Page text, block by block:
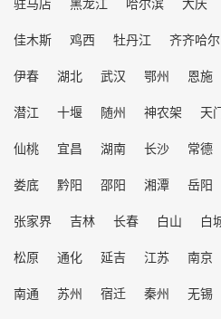
佳木斯
鸡西 牡丹江 齐齐哈尔
伊春
湖北 武汉 鄂州 恩施
潜江
十堰 随州 神农架 天
仙桃
宜昌 湖南 长沙 常德
娄底
黔阳 邵阳 湘潭 岳阳
张家界
吉林 长春 白山 白
松原
通化 延吉 江苏 南京
南通
苏州 宿迁 秦州 无锡